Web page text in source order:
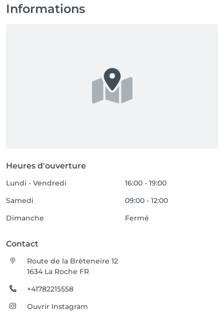
Informations
Heures d'ouverture
Lundi - Vendredi
16:00 - 19:00
Samedi
09:00 - 12:00
Dimanche
Fermé
Contact
Route de la Brèteneire 12
1634 La Roche FR
+41782215558
Ouvrir Instagram